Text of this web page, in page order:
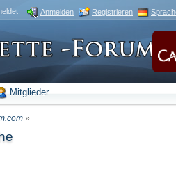
Anmelden Registrieren
Mitglieder
»